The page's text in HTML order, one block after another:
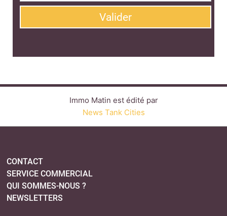
Valider
Immo Matin est édité par
News Tank Cities
CONTACT
SERVICE COMMERCIAL
QUI SOMMES-NOUS ?
NEWSLETTERS